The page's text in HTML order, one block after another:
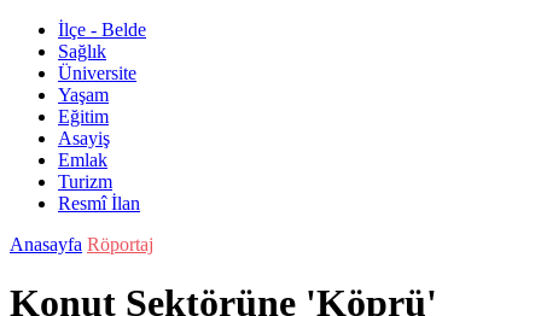
İlçe - Belde
Sağlık
Üniversite
Yaşam
Eğitim
Asayiş
Emlak
Turizm
Resmî İlan
Anasayfa Röportaj
Konut Sektörüne 'Köprü'